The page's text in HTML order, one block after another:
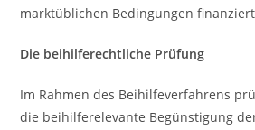
marktüblichen Bedingungen
Die beihilferechtliche Prüfung
Im Rahmen des Beihilfeverfahrens
die beihilferelevante Begünstigung